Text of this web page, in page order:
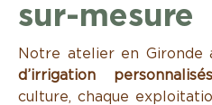
sur-mesure
Notre atelier en Gironde
d’irrigation personnalisés
culture, chaque